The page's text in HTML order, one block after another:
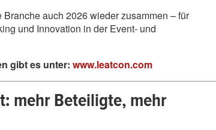
auch 2026 wieder zusammen – für
und Innovation in der Event- und
gibt es unter: www.leatcon.com
mehr Beteiligte, mehr